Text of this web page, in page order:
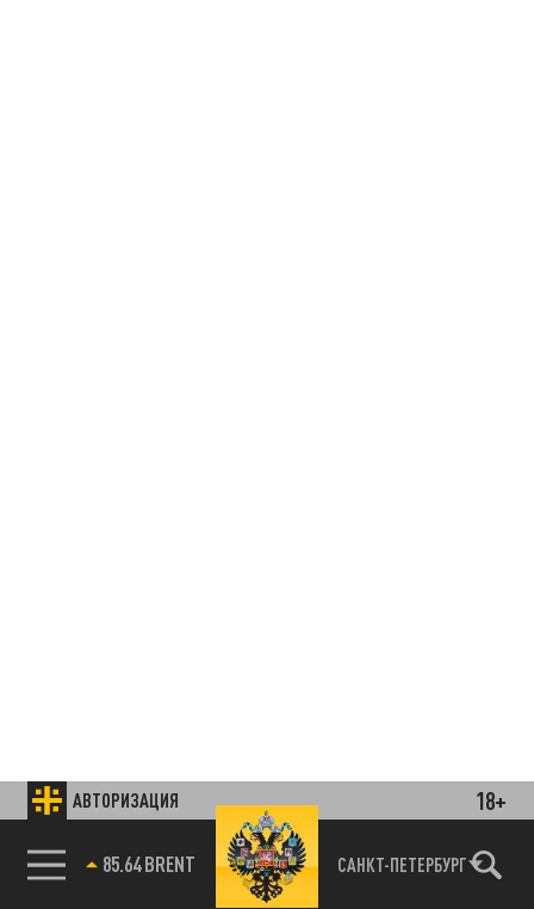
АВТОРИЗАЦИЯ 18+
85.64 BRENT САНКТ-ПЕТЕРБУРГ